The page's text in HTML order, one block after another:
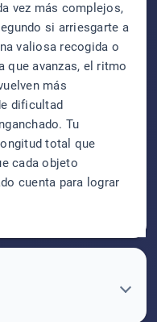
vez más complejos,
si arriesgarte a
valiosa recogida o
que avanzas, el ritmo
más
dificultad
Tu
total que
cada objeto
cuenta para lograr